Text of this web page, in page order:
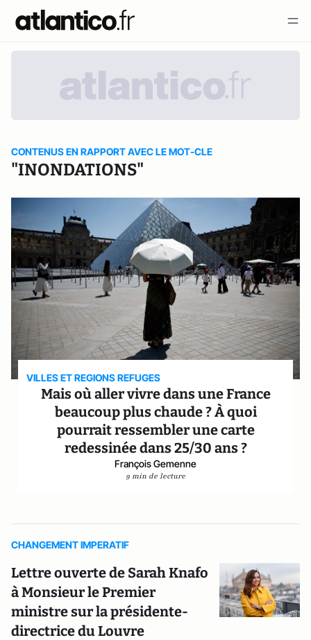
CONTENUS EN RAPPORT AVEC LE MOT-CLE
"INONDATIONS"
VILLES ET REGIONS REFUGES
Mais où aller vivre dans une France
beaucoup plus chaude ? À quoi
pourrait ressembler une carte
redessinée dans 25/30 ans ?
François Gemenne
9 min de lecture
CHANGEMENT IMPERATIF
Lettre ouverte de Sarah Knafo
à Monsieur le Premier
ministre sur la présidente-
directrice du Louvre